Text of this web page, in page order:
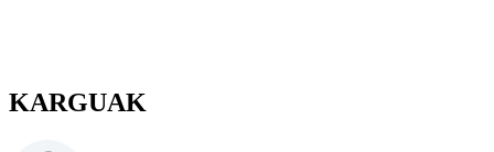
KARGUAK